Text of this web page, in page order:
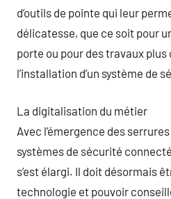
d’outils de pointe qui leur
délicatesse, que ce soit pour
porte ou pour des travaux
l’installation d’un système de
La digitalisation du métier
Avec l’émergence des
systèmes de sécurité
s’est élargi. Il doit désormais
technologie et pouvoir